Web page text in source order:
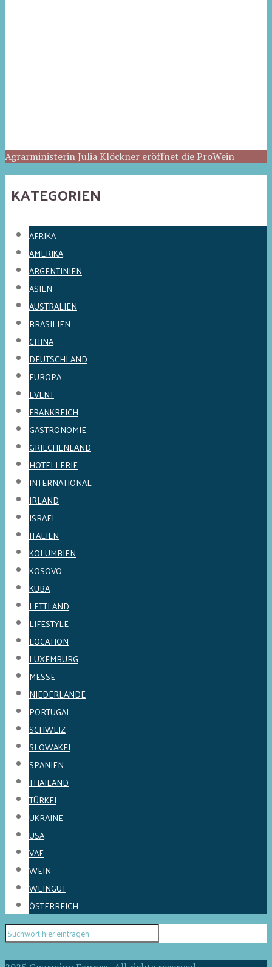
Agrarministerin Julia Klöckner eröffnet die ProWein
KATEGORIEN
AFRIKA
AMERIKA
ARGENTINIEN
ASIEN
AUSTRALIEN
BRASILIEN
CHINA
DEUTSCHLAND
EUROPA
EVENT
FRANKREICH
GASTRONOMIE
GRIECHENLAND
HOTELLERIE
INTERNATIONAL
IRLAND
ISRAEL
ITALIEN
KOLUMBIEN
KOSOVO
KUBA
LETTLAND
LIFESTYLE
LOCATION
LUXEMBURG
MESSE
NIEDERLANDE
PORTUGAL
SCHWEIZ
SLOWAKEI
SPANIEN
THAILAND
TÜRKEI
UKRAINE
USA
VAE
WEIN
WEINGUT
ÖSTERREICH